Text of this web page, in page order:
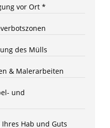
vor Ort *
des Mülls
& Malerarbeiten
und
Hab und Guts